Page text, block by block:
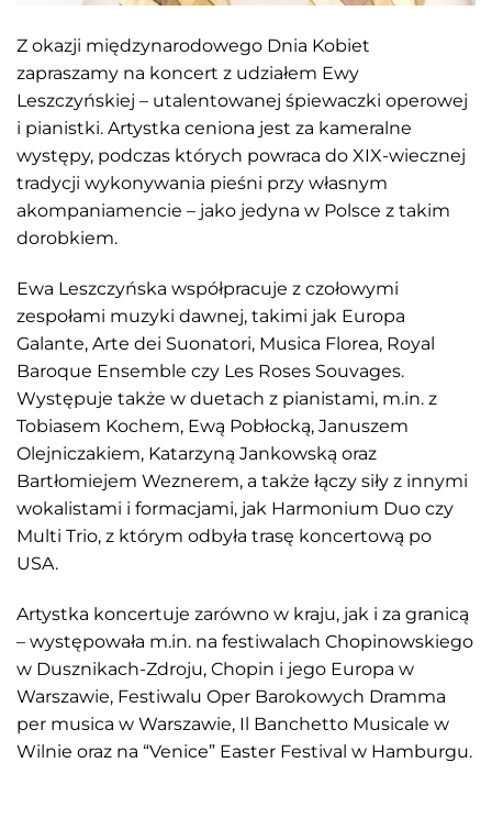
Z okazji międzynarodowego Dnia Kobiet
zapraszamy na koncert z udziałem Ewy
Leszczyńskiej – utalentowanej śpiewaczki operowej
i pianistki. Artystka ceniona jest za kameralne
występy, podczas których powraca do XIX-wiecznej
tradycji wykonywania pieśni przy własnym
akompaniamencie – jako jedyna w Polsce z takim
dorobkiem.
Ewa Leszczyńska współpracuje z czołowymi
zespołami muzyki dawnej, takimi jak Europa
Galante, Arte dei Suonatori, Musica Florea, Royal
Baroque Ensemble czy Les Roses Souvages.
Występuje także w duetach z pianistami, m.in. z
Tobiasem Kochem, Ewą Pobłocką, Januszem
Olejniczakiem, Katarzyną Jankowską oraz
Bartłomiejem Weznerem, a także łączy siły z innymi
wokalistami i formacjami, jak Harmonium Duo czy
Multi Trio, z którym odbyła trasę koncertową po
USA.
Artystka koncertuje zarówno w kraju, jak i za granicą
– występowała m.in. na festiwalach Chopinowskiego
w Dusznikach-Zdroju, Chopin i jego Europa w
Warszawie, Festiwalu Oper Barokowych Dramma
per musica w Warszawie, Il Banchetto Musicale w
Wilnie oraz na “Venice” Easter Festival w Hamburgu.